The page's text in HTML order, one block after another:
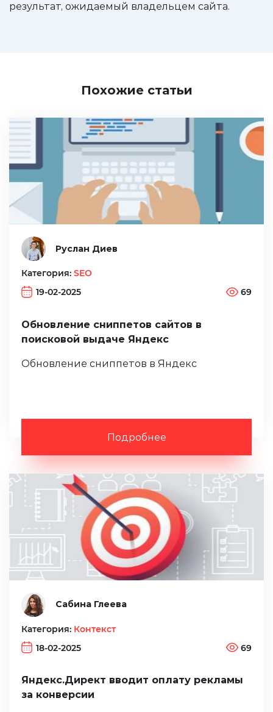
результат, ожидаемый владельцем сайта.
Похожие статьи
Руслан Диев
Категория: SEO
19-02-2025
69
Обновление сниппетов сайтов в
поисковой выдаче Яндекс
Обновление сниппетов в Яндекс
Подробнее
Сабина Глеева
Категория: Контекст
18-02-2025
69
Яндекс.Директ вводит оплату рекламы
за конверсии